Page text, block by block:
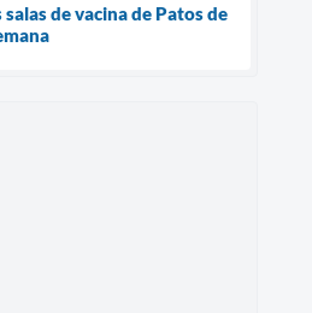
de vacina de Patos de